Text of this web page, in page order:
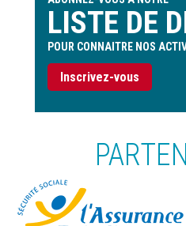
LISTE DE
POUR CONNAITRE NOS
Inscrivez-vous